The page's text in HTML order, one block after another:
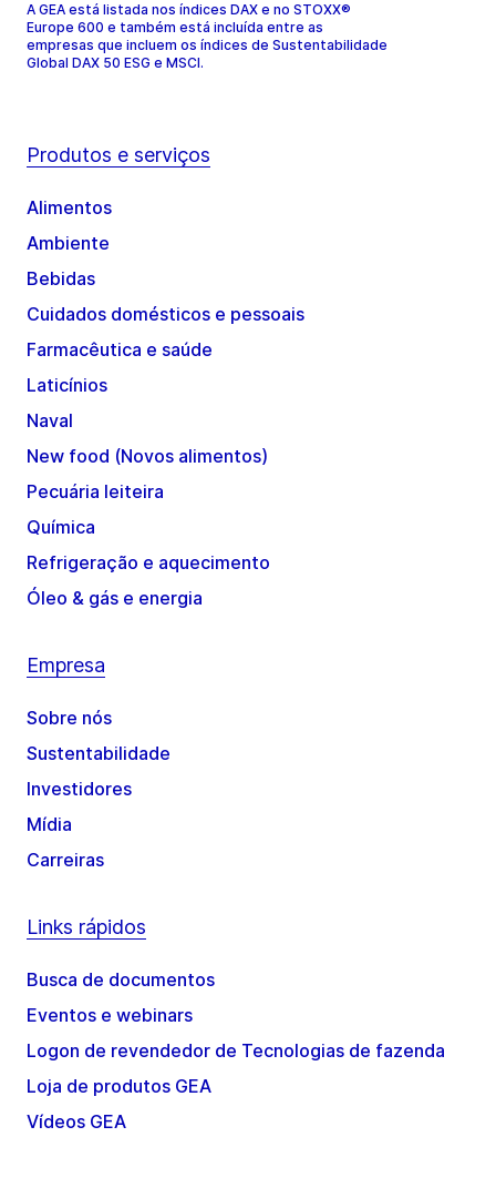
A GEA está listada nos índices DAX e no STOXX®
Europe 600 e também está incluída entre as
empresas que incluem os índices de Sustentabilidade
Global DAX 50 ESG e MSCI.
Produtos e serviços
Alimentos
Ambiente
Bebidas
Cuidados domésticos e pessoais
Farmacêutica e saúde
Laticínios
Naval
New food (Novos alimentos)
Pecuária leiteira
Química
Refrigeração e aquecimento
Óleo & gás e energia
Empresa
Sobre nós
Sustentabilidade
Investidores
Mídia
Carreiras
Links rápidos
Busca de documentos
Eventos e webinars
Logon de revendedor de Tecnologias de fazenda
Loja de produtos GEA
Vídeos GEA